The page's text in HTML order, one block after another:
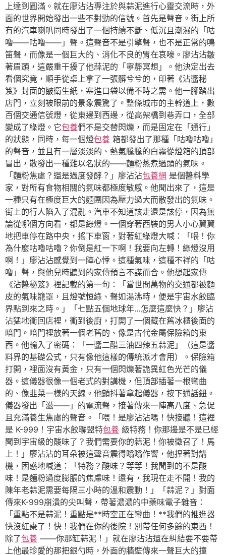
上達到圓滿。就在廖沾沾專注於與蒜泥進行心靈交流時，外
面的世界開始發出一些不對勁的信號。首先是聲音。街上所
有的汽車喇叭同時發出了一個持續不斷、低沉且潮濕的「咕
嚕——咕嚕——」聲。這聲音不是引擎聲，也不是正常的鳴
笛聲，而像是一個巨大的、消化不良的胃在哀嚎。廖沾沾皺
著眉頭，這嚴重干擾了他蒜泥的「寧靜冥想」。他決定出去
看個究竟，順手從桌上拿了一張髒兮兮的，印著《沾醬秘
笈》封面的皺衛生紙，塞進口袋以備不時之需。他一腳踏出
店門，立刻被眼前的景象震驚了。整條城市的主幹道上，數
百個交通信號燈，從東邊到西邊，從高架橋到巷弄口，全部
變成了綠燈。它包養們不是交替閃爍，而是固定在「通行」
的狀態，同時，每一個燈包養 箱都發出了那種「咕嚕咕嚕」
的聲音，並且有一層淡淡的、熱氣騰騰的白霧從燈箱的頂部
冒出，散發出一種難以名狀的——麵粉蒸煮過頭的氣味。
「麵粉焦慮？還是過度發酵？」廖沾沾包養網 是個醬料學
家，對所有食物相關的氣味都極度敏感。他聞出來了，這是
一種只有在極度巨大的麵團因為壓力過大而散發出的氣味。
街上的行人陷入了混亂。汽車不知道該走還是該停，因為無
論從哪個方向看，都是綠燈。一個穿著西裝的男人小心翼翼
地把車停在路中央，搖下車窗，對著紅綠燈大喊：「喂！你
為什麼咕嚕咕嚕？你倒是紅一下啊！我要向左轉！綠燈沒用
啊！」廖沾沾感覺到一陣心悸。這種氣味，這種不祥的「咕
嚕」聲，與他兒時聽到的家傳預言不謀而合。他想起家傳
《沾醬秘笈》裡記載的第一句：「當世間萬物的交通都被麵
皮的氣味籠罩，且燈號恒綠、聲如湯沸時，便是宇宙水餃臨
界點到來之時。」「七點五個地球年…怎麼這麼快？」廖沾
沾猛地衝回店裡，衝到後廚，打開了一個藏在舊冰櫃後面的
暗門。暗門裡放著一個老舊的、像是古代金屬保險箱的東
西。他輸入了密碼：「一醬二醋三油四辣五蒜泥」（這是醬
料界的基礎公式，只有像他這樣的傳統派才會用）。保險箱
打開，裡面沒有黃金，只有一個閃爍著詭異紅色光芒的儀
器。這儀器很像一個老式的對講機，但頂部插著一根彎曲
的、像韭菜一樣的天線。他顫抖著拿起儀器，按下通話鈕。
儀器發出「滋——」的電流聲，接著傳來一陣高八度、急促
且充滿養生焦慮的聲音。「喂！是廖沾沾嗎！快接聽！這裡
是 K-999！宇宙水餃聯盟特包養 級特務！你那邊是不是已經
聞到宇宙級的酸味了？我們需要你的蒜泥！你被徵召了！馬
上！」廖沾沾的耳朵被這聲音震得嗡嗡作響，他捏著對講
機，困惑地喊道：「特務？酸味？等等！我聞到的不是酸
味！是麵粉過度膨脹的焦慮味！還有，我現在走不開！我的
陳年老蒜泥需要每隔三小時的溫和震動！」「蒜泥？」對面
傳來K-999崩潰的尖叫聲，帶著濃濃的中藥味電子雜音：
「重點不是蒜泥！重點是**時空正在彎曲！**我們的推進器
快沒紅棗了！快！我們在你的後院！別帶任何多餘的東西！
除了包養 ——你那缸蒜泥！」就在廖沾沾還在糾結要不要帶
上他最珍愛的那把銀勺時，外面的牆壁傳來一聲巨大的撞